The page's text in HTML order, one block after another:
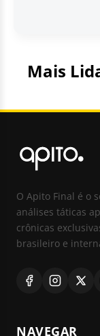
Mais
O Apito Final é o
análises táticas
crônicas
brasileiro e
NAVEGAR